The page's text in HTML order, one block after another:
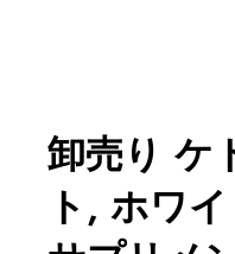
卸売り ケ
ト, ホワ